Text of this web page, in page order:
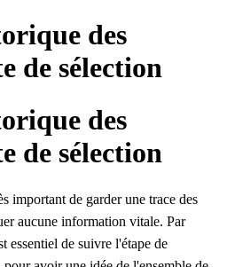
des
de sélection
des
de sélection
important de garder une trace des
aucune information vitale. Par
essentiel de suivre l'étape de